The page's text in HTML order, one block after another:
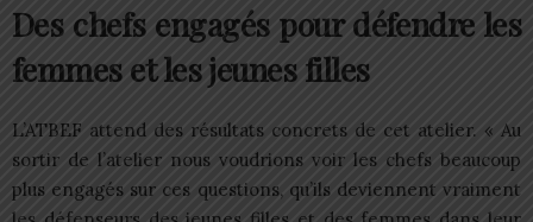
Des chefs engagés pour défendre les
femmes et les jeunes filles
L’ATBEF attend des résultats concrets de cet atelier. « Au
sortir de l’atelier nous voudrions voir les chefs beaucoup
plus engagés sur ces questions, qu’ils deviennent vraiment